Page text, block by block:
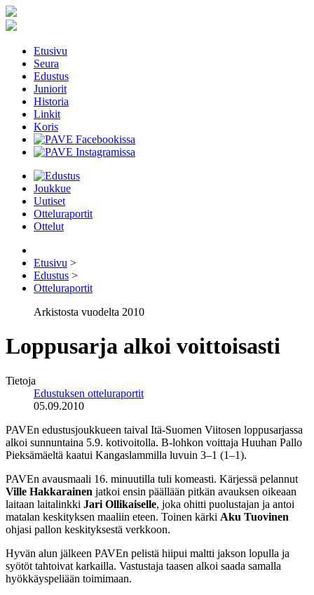
Etusivu
Seura
Edustus
Juniorit
Historia
Linkit
Koris
Joukkue
Uutiset
Otteluraportit
Ottelut
Etusivu >
Edustus >
Otteluraportit
Arkistosta vuodelta 2010
Loppusarja alkoi voittoisasti
Tietoja
Edustuksen otteluraportit
05.09.2010
PAVEn edustusjoukkueen taival Itä-Suomen Viitosen loppusarjassa
alkoi sunnuntaina 5.9. kotivoitolla. B-lohkon voittaja Huuhan Pallo
Pieksämäeltä kaatui Kangaslammilla luvuin 3–1 (1–1).
PAVEn avausmaali 16. minuutilla tuli komeasti. Kärjessä pelannut
Ville Hakkarainen jatkoi ensin päällään pitkän avauksen oikeaan
laitaan laitalinkki Jari Ollikaiselle, joka ohitti puolustajan ja antoi
matalan keskityksen maaliin eteen. Toinen kärki Aku Tuovinen
ohjasi pallon keskityksestä verkkoon.
Hyvän alun jälkeen PAVEn pelistä hiipui maltti jakson lopulla ja
syötöt tahtoivat karkailla. Vastustaja taasen alkoi saada samalla
hyökkäyspeliään toimimaan.